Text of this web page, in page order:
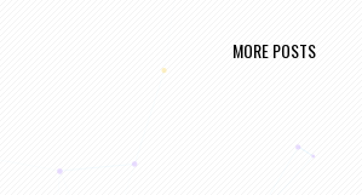
sed.
probatus complectitur.
option senserit te.
usu.
MORE POSTS